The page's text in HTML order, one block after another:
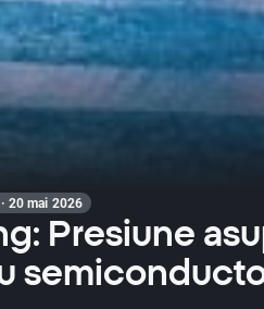
20 mai 2026
Presiune